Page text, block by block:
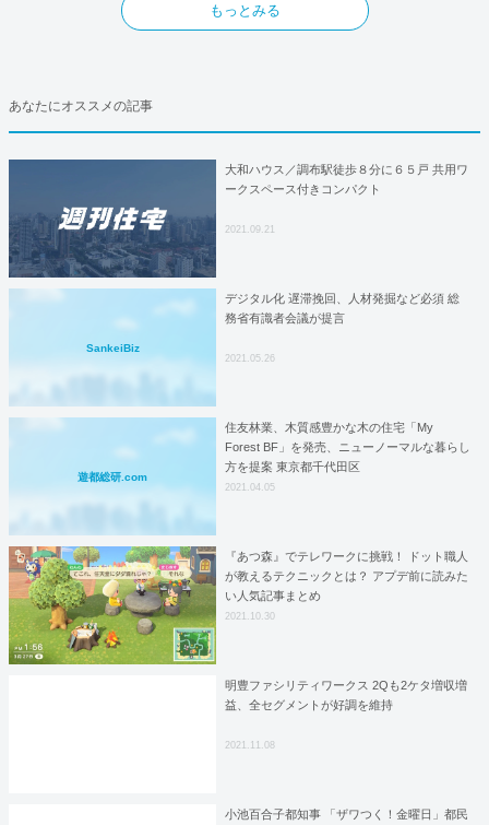
もっとみる
あなたにオススメの記事
大和ハウス／調布駅徒歩８分に６５戸 共用ワ
ークスペース付きコンパクト
2021.09.21
SankeiBiz
デジタル化 遅滞挽回、人材発掘など必須 総
務省有識者会議が提言
2021.05.26
遊都総研.com
住友林業、木質感豊かな木の住宅「My
Forest BF」を発売、ニューノーマルな暮らし
方を提案 東京都千代田区
2021.04.05
『あつ森』でテレワークに挑戦！ ドット職人
が教えるテクニックとは？ アプデ前に読みた
い人気記事まとめ
2021.10.30
明豊ファシリティワークス 2Qも2ケタ増収増
益、全セグメントが好調を維持
2021.11.08
小池百合子都知事 「ザワつく！金曜日」都民